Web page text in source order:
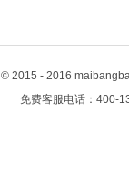
© 2015 - 2016
免费客服电话：400-